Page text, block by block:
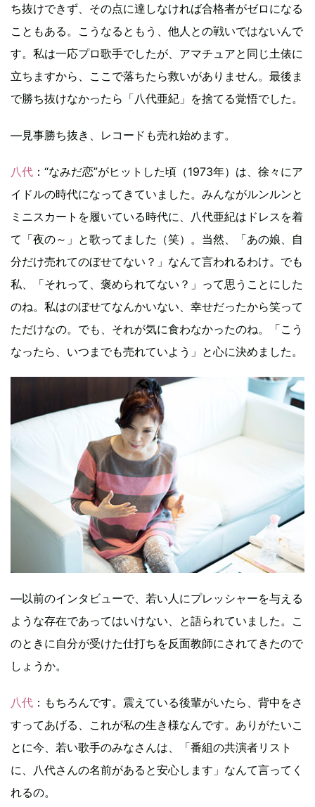
ち抜けできず、その点に達しなければ合格者がゼロになる
こともある。こうなるともう、他人との戦いではないんで
す。私は一応プロ歌手でしたが、アマチュアと同じ土俵に
立ちますから、ここで落ちたら救いがありません。最後ま
で勝ち抜けなかったら「八代亜紀」を捨てる覚悟でした。
―見事勝ち抜き、レコードも売れ始めます。
八代 ：“なみだ恋”がヒットした頃（1973年）は、徐々にア
イドルの時代になってきていました。みんながルンルンと
ミニスカートを履いている時代に、八代亜紀はドレスを着
て「夜の～」と歌ってました（笑）。当然、「あの娘、自
分だけ売れてのぼせてない？」なんて言われるわけ。でも
私、「それって、褒められてない？」って思うことにした
のね。私はのぼせてなんかいない、幸せだったから笑って
ただけなの。でも、それが気に食わなかったのね。「こう
なったら、いつまでも売れていよう」と心に決めました。
―以前のインタビューで、若い人にプレッシャーを与える
ような存在であってはいけない、と語られていました。こ
のときに自分が受けた仕打ちを反面教師にされてきたので
しょうか。
八代 ：もちろんです。震えている後輩がいたら、背中をさ
すってあげる、これが私の生き様なんです。ありがたいこ
とに今、若い歌手のみなさんは、「番組の共演者リスト
に、八代さんの名前があると安心します」なんて言ってく
れるの。